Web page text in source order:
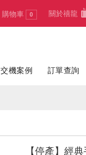
購物車 0 關於禧龍
交機案例 訂單查詢
【停產】經